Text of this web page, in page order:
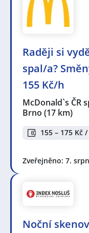
Raději si
spal/a?
155 Kč/h
McDonald`s ČR
Brno (17 km)
155 – 175 Kč
Zveřejněno: 7.
Noční